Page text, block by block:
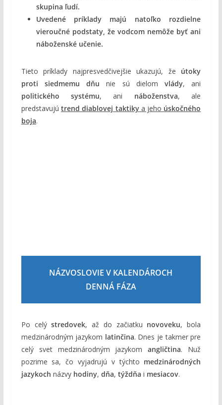
skupina ľudí.
Uvedené príklady majú natoľko rozdielne
vieroučné podstaty, že vodcom nemôže byť ani
náboženské učenie.
Tieto príklady najpresvedčivejšie ukazujú, že útoky
proti siedmemu dňu nie sú dielomvlády, ani
politického systému, ani náboženstva, ale
predstavujú trend diablovej taktikya jeho úskočného
boja.
NÁZVOSLOVIE V KALENDÁROCH
DENNÁ FÁZA
Po celýstredovek, až do začiatku novoveku, bola
medzinárodným jazykom latinčina. Dnes je takmer pre
celý svet medzinárodným jazykomangličtina. Nuž
pozrime sa, čo vyjadrujú v týchto medzinárodných
jazykoch názvy hodiny, dňa, týždňa i mesiacov.